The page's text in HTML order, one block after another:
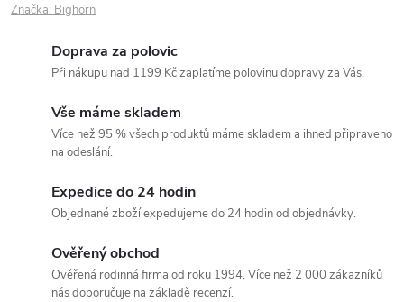
Značka: Bighorn
Doprava za polovic
Při nákupu nad 1199 Kč zaplatíme polovinu dopravy za Vás.
Vše máme skladem
Více než 95 % všech produktů máme skladem a ihned připraveno
na odeslání.
Expedice do 24 hodin
Objednané zboží expedujeme do 24 hodin od objednávky.
Ověřený obchod
Ověřená rodinná firma od roku 1994. Více než 2 000 zákazníků
nás doporučuje na základě recenzí.